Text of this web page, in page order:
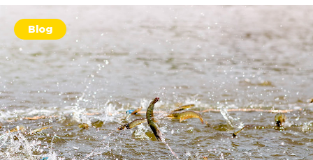
Blog